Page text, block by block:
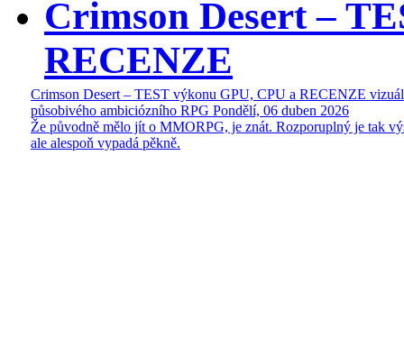
Crimson Desert –
RECENZE
Crimson Desert – TEST výkonu GPU, CPU a RECENZE
působivého ambiciózního RPG Pondělí, 06 duben 2026
Že původně mělo jít o MMORPG, je znát. Rozporuplný je tak
ale alespoň vypadá pěkně.